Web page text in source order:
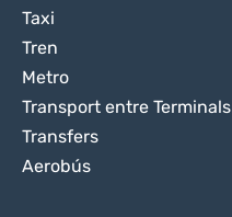
Taxi
Tren
Metro
Transport entre Terminals
Transfers
Aerobús